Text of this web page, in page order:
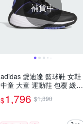
補貨中
adidas 愛迪達 籃球鞋 女鞋
中童 大童 運動鞋 包覆 緩震
魔鬼氈 OWNTHEGAME 3.0
K 黑 JI0393 (C5106)
$1,796 $1,890